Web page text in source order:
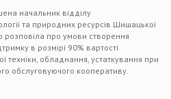
начальник відділу
та природних ресурсів Шишацької
про умови створення
в розмірі 90% вартості
техніки, обладнання, устаткування при
обслуговуючого кооперативу.